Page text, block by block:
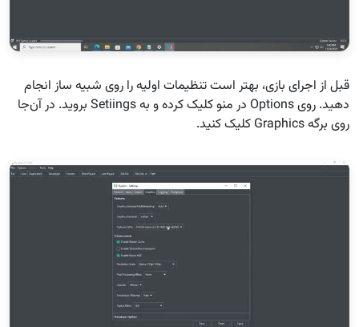
قبل از اجرای بازی، بهتر است تنظیمات اولیه را روی شبیه ساز انجام
دهید. روی Options در منو کلیک کرده و به Setiings بروید. در آن‌جا
روی برگه Graphics کلیک کنید.